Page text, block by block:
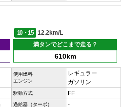
10・15
12.2km/L
満タンでどこまで走る？
610km
使用燃料
エンジン
レギュラー
ガソリン
駆動方式 FF
過給器（ターボ） -